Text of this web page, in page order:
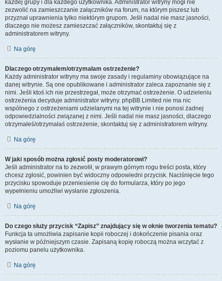
każdej grupy i dla każdego użytkownika. Administrator witryny mógł nie
zezwolić na zamieszczanie załączników na forum, na którym piszesz lub
przyznał uprawnienia tylko niektórym grupom. Jeśli nadal nie masz jasności,
dlaczego nie możesz zamieszczać załączników, skontaktuj się z
administratorem witryny.
Na górę
Dlaczego otrzymałem/otrzymałam ostrzeżenie?
Każdy administrator witryny ma swoje zasady i regulaminy obowiązujące na
danej witrynie. Są one opublikowane i administrator zaleca zapoznanie się z
nimi. Jeśli ktoś ich nie przestrzegał, może otrzymać ostrzeżenie. O udzieleniu
ostrzeżenia decyduje administrator witryny. phpBB Limited nie ma nic
wspólnego z ostrzeżeniami udzielanymi na tej witrynie i nie ponosi żadnej
odpowiedzialności związanej z nimi. Jeśli nadal nie masz jasności, dlaczego
otrzymałeś/otrzymałaś ostrzeżenie, skontaktuj się z administratorem witryny.
Na górę
W jaki sposób można zgłosić posty moderatorowi?
Jeśli administrator na to zezwolił, w prawym górnym rogu treści posta, który
chcesz zgłosić, powinien być widoczny odpowiedni przycisk. Naciśnięcie tego
przycisku spowoduje przeniesienie cię do formularza, który po jego
wypełnieniu umożliwi wysłanie zgłoszenia.
Na górę
Do czego służy przycisk “Zapisz” znajdujący się w oknie tworzenia tematu?
Funkcja ta umożliwia zapisanie kopii roboczej i dokończenie pisania oraz
wysłanie w późniejszym czasie. Zapisaną kopię roboczą można wczytać z
poziomu panelu użytkownika.
Na górę